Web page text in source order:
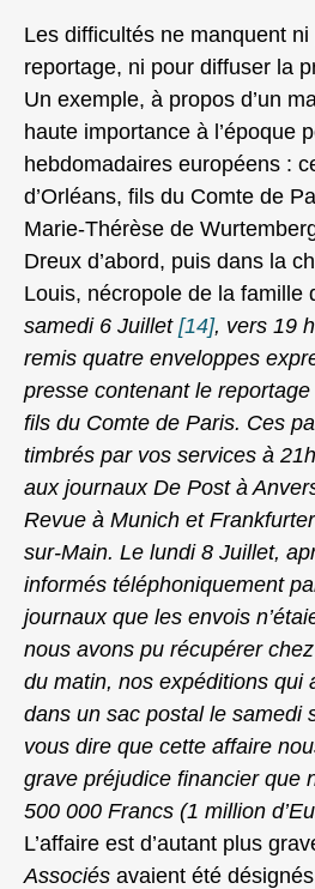
Les difficultés ne manquent
reportage, ni pour diffuser la
Un exemple, à propos d’un
haute importance à l’époque
hebdomadaires européens :
d’Orléans, fils du Comte de
Marie-Thérèse de
Dreux d’abord, puis dans la
Louis, nécropole de la famille
samedi 6 Juillet [14], vers 19
remis quatre enveloppes
presse contenant le
fils du Comte de Paris. Ces
timbrés par vos services à
aux journaux De Post à
Revue à Munich et
sur-Main. Le lundi 8 Juillet,
informés téléphoniquement
journaux que les envois
nous avons pu récupérer
du matin, nos expéditions qui
dans un sac postal le samedi
vous dire que cette affaire
grave préjudice financier que
500 000 Francs (1 million
L’affaire est d’autant plus
Associés avaient été